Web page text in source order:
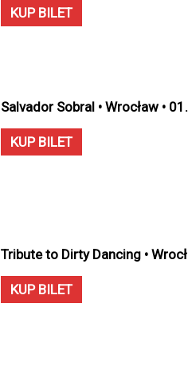
KUP BILET
Salvador Sobral • Wrocław •
KUP BILET
Tribute to Dirty Dancing •
KUP BILET